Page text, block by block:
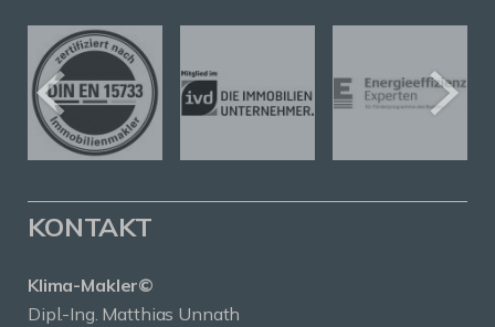
KONTAKT
Klima-Makler©
Dipl.-Ing. Matthias Unnath